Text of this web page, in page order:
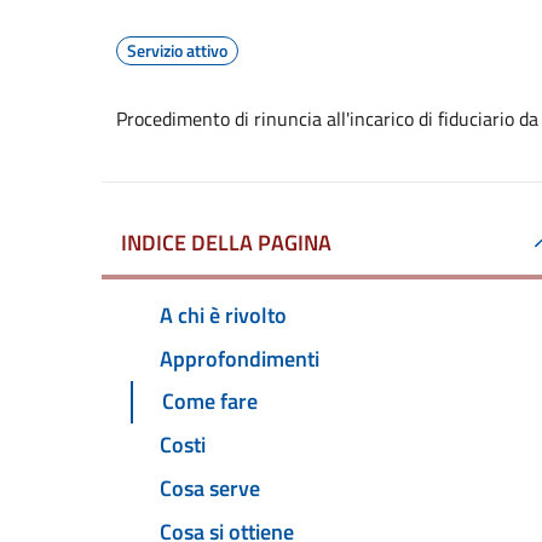
Servizio attivo
Procedimento di rinuncia all'incarico di fiduciario
INDICE DELLA PAGINA
A chi è rivolto
Approfondimenti
Come fare
Costi
Cosa serve
Cosa si ottiene